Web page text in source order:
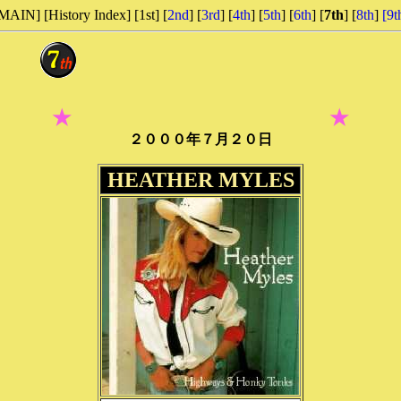
[History Index] [1st] [2nd] [3rd] [4th] [5th] [6th] [7th] [8th]
★ ★
２０００年７月２０日
HEATHER MYLES